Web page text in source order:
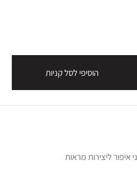
הוסיפי לסל קניות
איפור ליצירות מראות